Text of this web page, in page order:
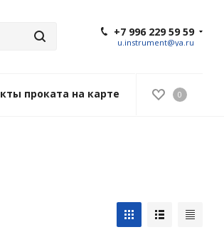
+7 996 229 59 59
u.instrument@ya.ru
0
проката на карте